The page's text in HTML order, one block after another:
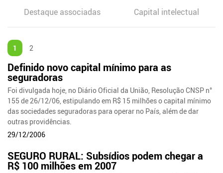
Destaque associadas
Capital intelectual
1 2
Definido novo capital mínimo para as
seguradoras
Foi divulgada hoje, no Diário Oficial da União, Resolução CNSP n°
155 de 26/12/06, estipulando em R$ 15 milhões o capital mínimo
das sociedades seguradoras para operar no País, além de dar
outras providências.
29/12/2006
SEGURO RURAL: Subsídios podem chegar a
R$ 100 milhões em 2007